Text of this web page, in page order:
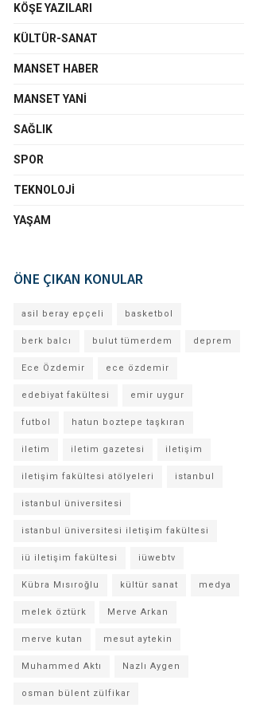
KÖŞE YAZILARI
KÜLTÜR-SANAT
MANSET HABER
MANSET YANI
SAĞLIK
SPOR
TEKNOLOJI
YAŞAM
ÖNE ÇIKAN KONULAR
asil beray epçeli basketbol
berk balcı bulut tümerdem deprem
Ece Özdemir ece özdemir
edebiyat fakültesi emir uygur
futbol hatun boztepe taşkıran
iletim iletim gazetesi iletişim
iletişim fakültesi atölyeleri istanbul
istanbul üniversitesi
istanbul üniversitesi iletişim fakültesi
iü iletişim fakültesi iüwebtv
Kübra Mısıroğlu kültür sanat medya
melek öztürk Merve Arkan
merve kutan mesut aytekin
Muhammed Aktı Nazlı Aygen
osman bülent zülfikar